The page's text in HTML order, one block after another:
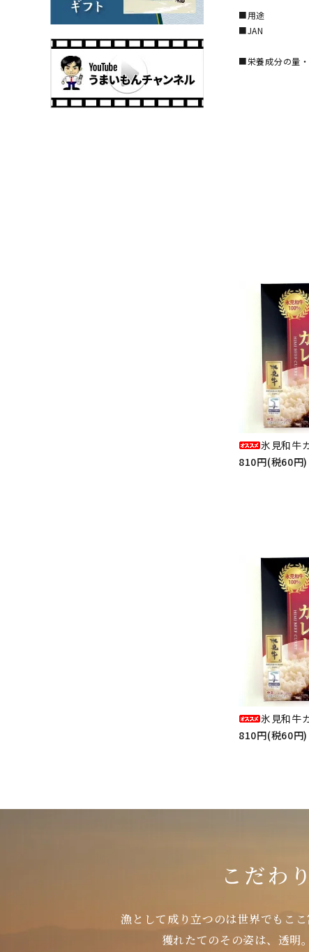
■用途
■JAN
■栄養成分の量
エネル
たん
脂
炭水
ナト
（食塩
氷見和牛
810円(税60円)
氷見和牛
810円(税60円)
こだわ
漁として成り立つのは世界でもこ
獲れたてのその姿は、透明